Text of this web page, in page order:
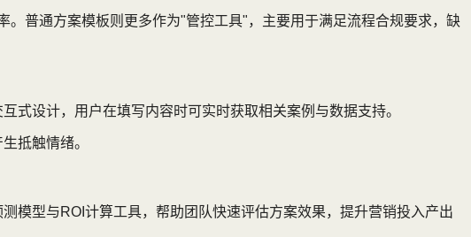
普通方案模板则更多作为"管控工具"，主要用于满足流程合规要求，缺
式设计，用户在填写内容时可实时获取相关案例与数据支持。
抵触情绪。
模型与ROI计算工具，帮助团队快速评估方案效果，提升营销投入产出